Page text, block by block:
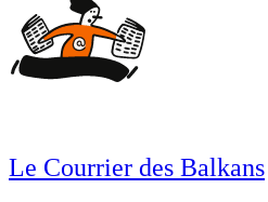
Le Courrier des Balkans